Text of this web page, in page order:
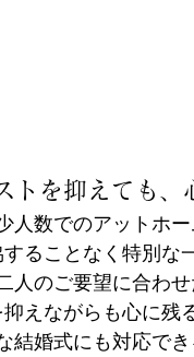
トを抑えても、
人数でのアットホー
ることなく特別な
人のご要望に合わせ
えながらも心に残
結婚式にも対応で